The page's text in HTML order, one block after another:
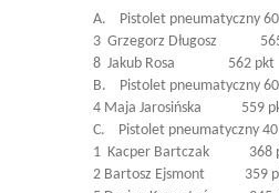
A. Pistolet pneumatyczny
3 Grzegorz Długosz
8 Jakub Rosa 562 pkt
B. Pistolet pneumatyczny
4 Maja Jarosińska 559
C. Pistolet pneumatyczny
1 Kacper Bartczak 368
2 Bartosz Ejsmont 359